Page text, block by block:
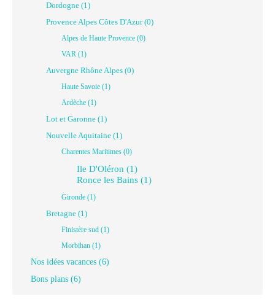
Dordogne (1)
Provence Alpes Côtes D'Azur (0)
Alpes de Haute Provence (0)
VAR (1)
Auvergne Rhône Alpes (0)
Haute Savoie (1)
Ardèche (1)
Lot et Garonne (1)
Nouvelle Aquitaine (1)
Charentes Maritimes (0)
Ile D'Oléron (1)
Ronce les Bains (1)
Gironde (1)
Bretagne (1)
Finistère sud (1)
Morbihan (1)
Nos idées vacances (6)
Bons plans (6)